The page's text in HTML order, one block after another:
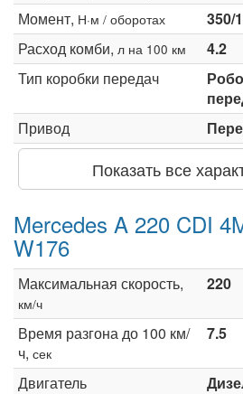
Момент, Н·м / оборотах
350/
Расход комби, л на 100 км
4.2
Тип коробки передач
Привод
Показать все
Mercedes A 220 CDI
W176
Максимальная скорость,
км/ч
220
Время разгона до 100 км/
ч, сек
7.5
Двигатель